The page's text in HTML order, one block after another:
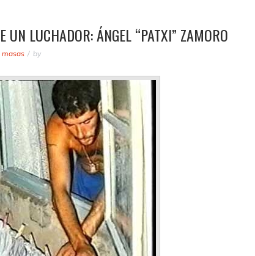
UN LUCHADOR: ÁNGEL “PATXI” ZAMORO
masas by